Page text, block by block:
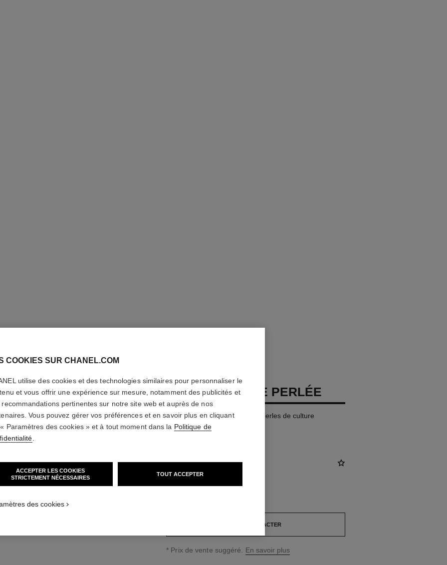
BAGUE COMÈTE PERLÉE
Or blanc 18 carats, diamants, perles de culture
En savoir plus
18 700 €*
NOUS CONTACTER
↩
* Prix de vente suggéré. En savoir plus
COOKIES SUR CHANEL.COM
utilise des cookies et des technologies similaires pour personnaliser le
et vous offrir une expérience sur mesure, notamment des publicités et
recommandations pertinentes sur notre site web et auprès de nos
Vous pouvez gérer vos préférences et en savoir plus en cliquant
Paramètres des cookies » et à tout moment dans la Politique de
ACCEPTER LES COOKIES
STRICTEMENT NÉCESSAIRES
TOUT ACCEPTER
des cookies